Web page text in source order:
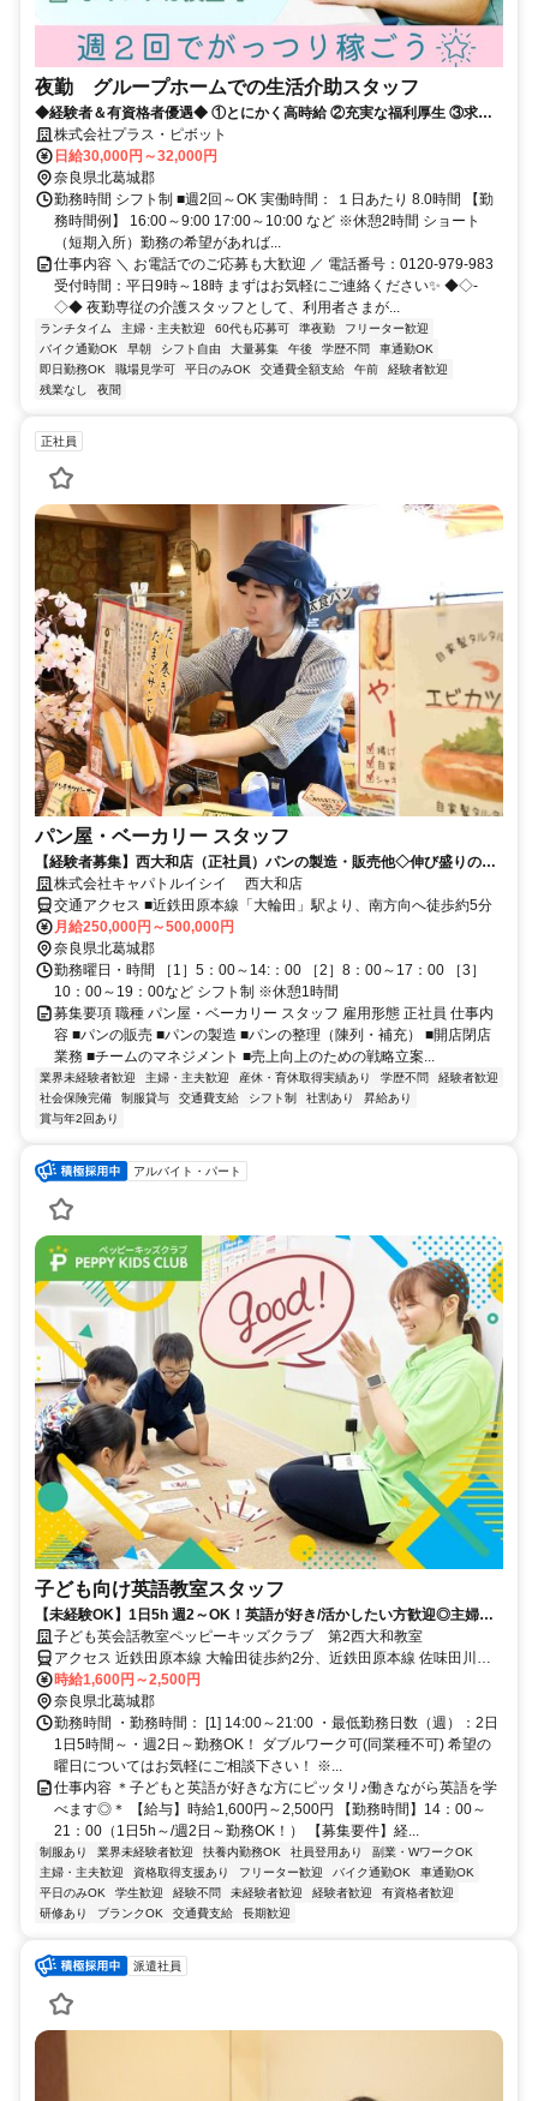
夜勤 グループホームでの生活介助スタッフ
◆経験者＆有資格者優遇◆ ①とにかく高時給 ②充実な福利厚生 ③求人
数が豊富 だから現役の介護士から「+ホップ」が選ばれています！
株式会社プラス・ピボット
日給30,000円～32,000円
奈良県北葛城郡
勤務時間 シフト制 ■週2回～OK 実働時間： １日あたり 8.0時間 【勤
務時間例】 16:00～9:00 17:00～10:00 など ※休憩2時間 ショート
（短期入所）勤務の希望があれば...
仕事内容 ＼ お電話でのご応募も大歓迎 ／ 電話番号：0120-979-983
受付時間：平日9時～18時 まずはお気軽にご連絡ください✨ ◆◇-
◇◆ 夜勤専従の介護スタッフとして、利用者さまが...
ランチタイム 主婦・主夫歓迎 60代も応募可 準夜勤
フリーター歓迎
バイク通勤OK
早朝 シフト自由 大量募集 午後 学歴不問
車通勤OK
即日勤務OK
職場見学可 平日のみOK 交通費全額支給 午前
経験者歓迎
残業なし
夜間
正社員
パン屋・ベーカリー スタッフ
【経験者募集】西大和店（正社員）パンの製造・販売他◇伸び盛りのベ
ーカリー業界で一緒に頑張りませんか！
株式会社キャパトルイシイ 西大和店
交通アクセス ■近鉄田原本線「大輪田」駅より、南方向へ徒歩約5分
月給250,000円～500,000円
奈良県北葛城郡
勤務曜日・時間 ［1］5：00～14:：00 ［2］8：00～17：00 ［3］
10：00～19：00など シフト制 ※休憩1時間
募集要項 職種 パン屋・ベーカリー スタッフ 雇用形態 正社員 仕事内
容 ■パンの販売 ■パンの製造 ■パンの整理（陳列・補充） ■開店閉店
業務 ■チームのマネジメント ■売上向上のための戦略立案...
業界未経験者歓迎 主婦・主夫歓迎 産休・育休取得実績あり 学歴不問
経験者歓迎
社会保険完備
制服貸与 交通費支給 シフト制 社割あり
昇給あり
賞与年2回あり
アルバイト・パート
子ども向け英語教室スタッフ
【未経験OK】1日5h 週2～OK！英語が好き/活かしたい方歓迎◎主婦
(夫)/学生も活躍中！
子ども英会話教室ペッピーキッズクラブ 第2西大和教室
アクセス 近鉄田原本線 大輪田徒歩約2分、近鉄田原本線 佐味田川徒
歩約21分、ＪＲ関西本線〔大和路線〕 王寺北口徒歩約27分 近鉄田原
本線「大輪田駅」より徒歩2分 ／近隣教室への勤務も応相談 ※屋内禁
煙
時給1,600円～2,500円
奈良県北葛城郡
勤務時間 ・勤務時間： [1] 14:00～21:00 ・最低勤務日数（週）：2日
1日5時間～・週2日～勤務OK！ ダブルワーク可(同業種不可) 希望の
曜日についてはお気軽にご相談下さい！ ※...
仕事内容 ＊子どもと英語が好きな方にピッタリ♪働きながら英語を学
べます◎＊ 【給与】時給1,600円～2,500円 【勤務時間】14：00～
21：00（1日5h～/週2日～勤務OK！） 【募集要件】経...
制服あり 業界未経験者歓迎 扶養内勤務OK 社員登用あり
副業・WワークOK
主婦・主夫歓迎
資格取得支援あり フリーター歓迎 バイク通勤OK
車通勤OK
平日のみOK
学生歓迎 経験不問 未経験者歓迎 経験者歓迎
有資格者歓迎
研修あり
ブランクOK 交通費支給 長期歓迎
派遣社員